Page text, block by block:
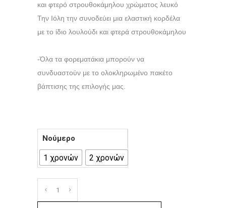
και φτερό στρουθοκάμηλου χρώματος λευκό
Την Ιόλη την συνοδεύει μια ελαστική κορδέλα
με το ίδιο λουλούδι και φτερά στρουθοκάμηλου
-Όλα τα φορεματάκια μπορούν να
συνδυαστούν με το ολοκληρωμένο πακέτο
βάπτισης της επιλογής μας.
Νούμερο
1 χρονών 2 χρονών